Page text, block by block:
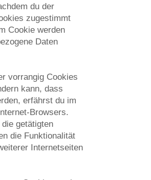
du der
zugestimmt
Cookie werden
Daten
vorrangig Cookies
kann, dass
erfährst du im
Browsers.
getätigten
die Funktionalität
Internetseiten